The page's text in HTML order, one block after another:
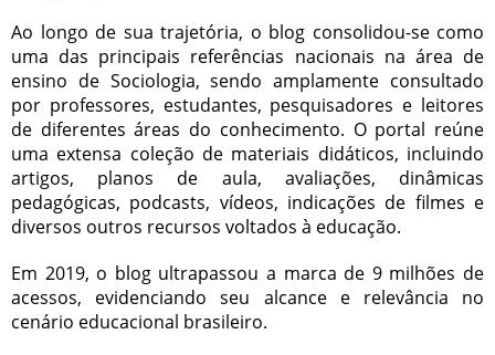
Ao longo de sua trajetória, o blog consolidou-se como
uma das principais referências nacionais na área de
ensino de Sociologia, sendo amplamente consultado
por professores, estudantes, pesquisadores e leitores
de diferentes áreas do conhecimento. O portal reúne
uma extensa coleção de materiais didáticos, incluindo
artigos, planos de aula, avaliações, dinâmicas
pedagógicas, podcasts, vídeos, indicações de filmes e
diversos outros recursos voltados à educação.
Em 2019, o blog ultrapassou a marca de 9 milhões de
acessos, evidenciando seu alcance e relevância no
cenário educacional brasileiro.